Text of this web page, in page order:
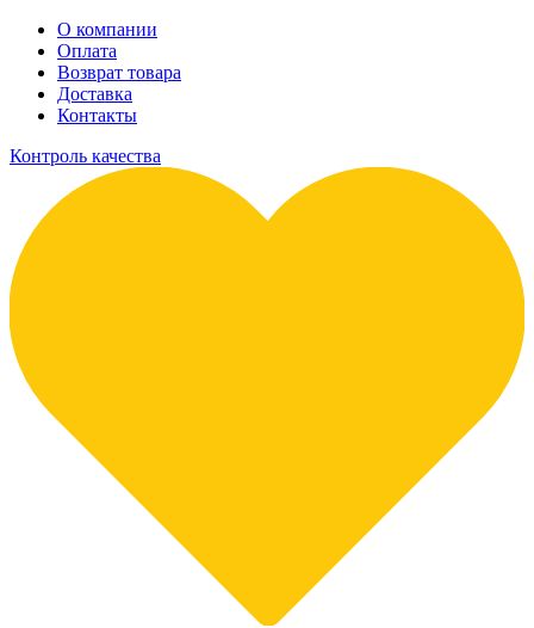
О компании
Оплата
Возврат товара
Доставка
Контакты
Контроль качества